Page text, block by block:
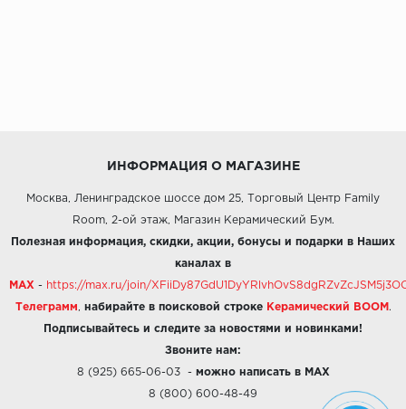
ИНФОРМАЦИЯ О МАГАЗИНЕ
Москва, Ленинградское шоссе дом 25, Торговый Центр Family
Room, 2-ой этаж, Магазин Керамический Бум.
Полезная информация, скидки, акции, бонусы и подарки в Наших
каналах в
MAX - https://max.ru/join/
Телеграмм набирайте в поисковой строке Керамический BOOM .
Подписывайтесь и следите за новостями и новинками!
Звоните нам:
8 (925) 665-06-03- можно написать в MAX
8 (800) 600-48-49